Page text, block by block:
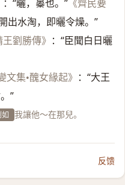
：“曬，㬥也。”《齊民要
出水淘，即曬令燥。”
王劉勝傳》
：“臣聞白日曬
文集•醜女緣起》
：“大王
”
我讓他～在那兒。
反馈